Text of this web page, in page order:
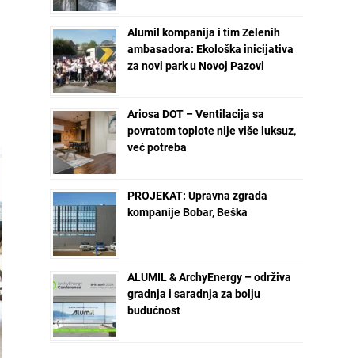
Alumil kompanija i tim Zelenih
ambasadora: Ekološka inicijativa
za novi park u Novoj Pazovi
Ariosa DOT – Ventilacija sa
povratom toplote nije više luksuz,
već potreba
PROJEKAT: Upravna zgrada
kompanije Bobar, Beška
ALUMIL & ArchyEnergy – održiva
gradnja i saradnja za bolju
budućnost